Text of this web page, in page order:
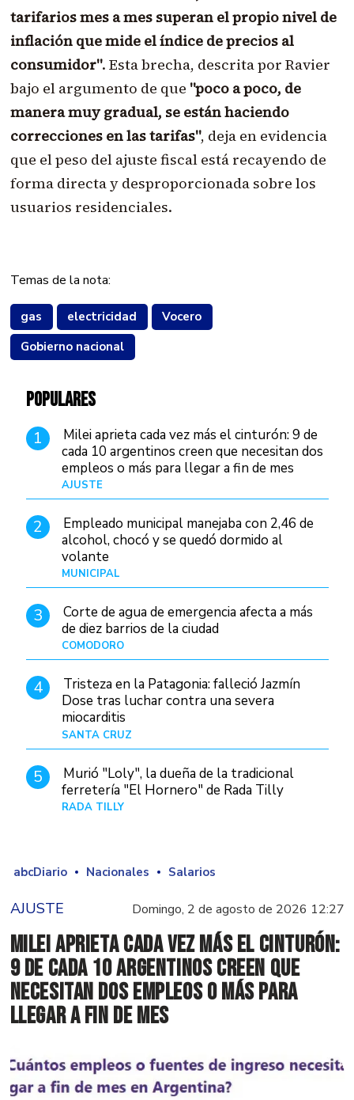
tarifarios mes a mes superan el propio nivel de
inflación que mide el índice de precios al
consumidor". Esta brecha, descrita por Ravier
bajo el argumento de que "poco a poco, de
manera muy gradual, se están haciendo
correcciones en las tarifas", deja en evidencia
que el peso del ajuste fiscal está recayendo de
forma directa y desproporcionada sobre los
usuarios residenciales.
Temas de la nota:
gas electricidad
Vocero
Gobierno nacional
POPULARES
1
Milei aprieta cada vez más el cinturón: 9 de
cada 10 argentinos creen que necesitan dos
empleos o más para llegar a fin de mes
AJUSTE
2
Empleado municipal manejaba con 2,46 de
alcohol, chocó y se quedó dormido al
volante
MUNICIPAL
3
Corte de agua de emergencia afecta a más
de diez barrios de la ciudad
COMODORO
4
Tristeza en la Patagonia: falleció Jazmín
Dose tras luchar contra una severa
miocarditis
SANTA CRUZ
5
Murió "Loly", la dueña de la tradicional
ferretería "El Hornero" de Rada Tilly
RADA TILLY
abcDiario Nacionales Salarios
AJUSTE Domingo, 2 de agosto de 2026 12:27
Milei aprieta cada vez más el cinturón:
9 de cada 10 argentinos creen que
necesitan dos empleos o más para
llegar a fin de mes